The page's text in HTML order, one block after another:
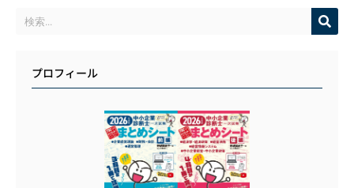
プロフィール